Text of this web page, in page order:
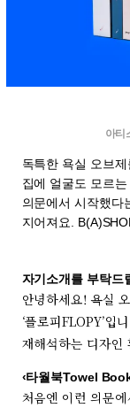
아티
독특한 욕실 오브
집에 얼굴도 모르
의문에서 시작했다
지어져요.
자기소개를 부탁드
안녕하세요! 욕실
‘플로피FLOPY’입
재해석하는 디자인
‹타월북Towel
처음엔 이런 의문